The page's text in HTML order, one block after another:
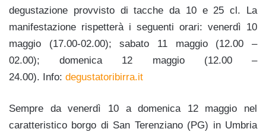
degustazione provvisto di tacche da 10 e 25 cl. La
manifestazione rispetterà i seguenti orari: venerdì 10
maggio (17.00-02.00); sabato 11 maggio (12.00 –
02.00); domenica 12 maggio (12.00 –
24.00). Info: degustatoribirra.it
Sempre da venerdì 10 a domenica 12 maggio nel
caratteristico borgo di San Terenziano (PG) in Umbria